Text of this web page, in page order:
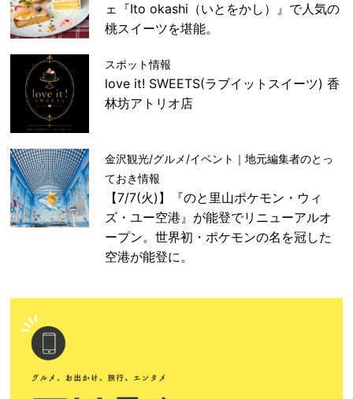
ェ『Ito okashi（いとをかし）』で人気の
桃スイーツを堪能。
スポット情報
love it! SWEETS(ラブイットスイーツ) 香
林坊アトリオ店
金沢観光/グルメ/イベント｜地元編集者のとっ
ておき情報
【7/7(火)】『のと里山ポケモン・ウィ
ズ・ユー空港』が能登でリニューアルオ
ープン。世界初・ポケモンの名を冠した
空港が能登に。